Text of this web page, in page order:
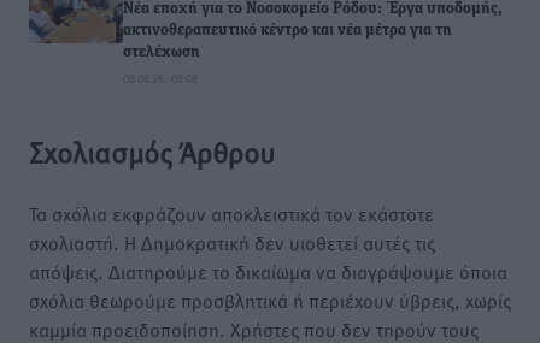
Νέα εποχή για το Νοσοκομείο Ρόδου: Έργα υποδομής,
ακτινοθεραπευτικό κέντρο και νέα μέτρα για τη
στελέχωση
08.08.26 · 08:08
Σχολιασμός Άρθρου
Τα σχόλια εκφράζουν αποκλειστικά τον εκάστοτε
σχολιαστή. Η Δημοκρατική δεν υιοθετεί αυτές τις
απόψεις. Διατηρούμε το δικαίωμα να διαγράψουμε όποια
σχόλια θεωρούμε προσβλητικά ή περιέχουν ύβρεις, χωρίς
καμμία προειδοποίηση. Χρήστες που δεν τηρούν τους